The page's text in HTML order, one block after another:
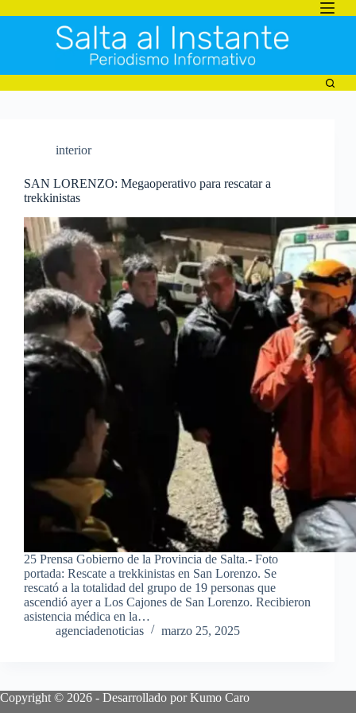
al
interior
SAN LORENZO: Megaoperativo para rescatar a
trekkinistas
25 Prensa Gobierno de la Provincia de Salta.- Foto
portada: Rescate a trekkinistas en San Lorenzo. Se
rescató a la totalidad del grupo de 19 personas que
ascendió ayer a Los Cajones de San Lorenzo. Recibieron
asistencia médica en la…
agenciadenoticias
marzo 25, 2025
Copyright © 2026 - Desarrollado por Kumo Caro